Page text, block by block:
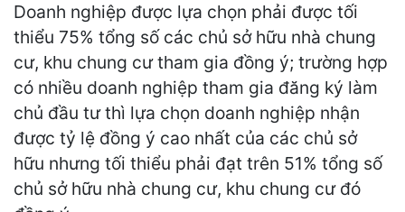
Doanh nghiệp được lựa chọn phải được tối
thiểu 75% tổng số các chủ sở hữu nhà chung
cư, khu chung cư tham gia đồng ý; trường hợp
có nhiều doanh nghiệp tham gia đăng ký làm
chủ đầu tư thì lựa chọn doanh nghiệp nhận
được tỷ lệ đồng ý cao nhất của các chủ sở
hữu nhưng tối thiểu phải đạt trên 51% tổng số
chủ sở hữu nhà chung cư, khu chung cư đó